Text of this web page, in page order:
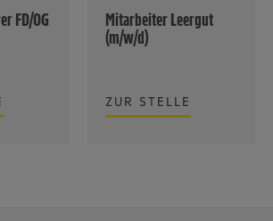
FD/OG
Mitarbeiter Leergut
(m/w/d)
ZUR STELLE